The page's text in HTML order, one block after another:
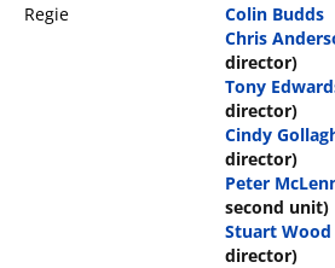
Regie
Colin Budds
Chris
director)
Tony
director)
Cindy
director)
Peter
second unit)
Stuart Wood
director)